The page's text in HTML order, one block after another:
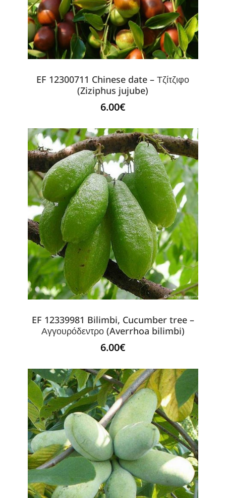
EF 12300711 Chinese date – Τζίτζιφο
(Ziziphus jujube)
6.00€
EF 12339981 Bilimbi, Cucumber tree –
Αγγουρόδεντρο (Averrhoa bilimbi)
6.00€